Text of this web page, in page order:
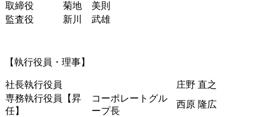
取締役
菊地 美則
監査役
新川 武雄
【執行役員・理事】
社長執行役員
庄野 直之
専務執行役員【昇
任】
コーポレートグル
ープ長
西原 隆広